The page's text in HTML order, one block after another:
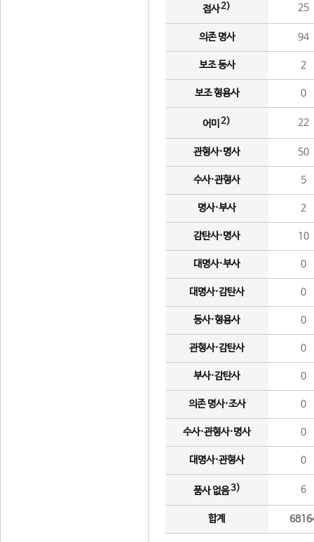
접사2) 25
의존 명사 94
보조 동사 2
보조 형용사 0
어미 2) 22
관형사·명사 50
수사·관형사 5
명사·부사 2
감탄사·명사 10
대명사·부사 0
대명사·감탄사 0
동사·형용사 0
관형사·감탄사 0
부사·감탄사 0
의존 명사·조사 0
수사·관형사·명사 0
대명사·관형사 0
품사 없음3) 6
합계